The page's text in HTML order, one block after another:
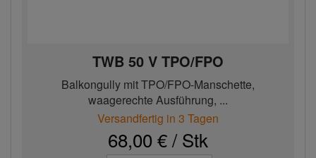
TWB 50 V TPO/FPO
Balkongully mit TPO/FPO-Manschette,
waagerechte Ausführung, ...
Versandfertig in 3 Tagen
68,00 € / Stk